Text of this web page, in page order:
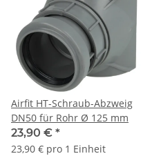
Airfit HT-Schraub-Abzweig
DN50 für Rohr Ø 125 mm
23,90 € *
23,90 € pro 1 Einheit